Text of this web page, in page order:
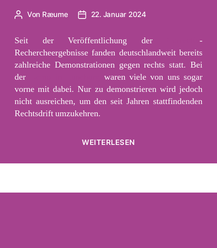
Beitragsautor
Von Ræume Veröffentlichungsdatum
22. Januar 2024
Seit der Veröffentlichung der
-
Rechercheergebnisse fanden deutschlandweit bereits
zahlreiche Demonstrationen gegen rechts statt. Bei
der
waren viele von uns sogar
vorne mit dabei. Nur zu demonstrieren wird jedoch
nicht ausreichen, um den seit Jahren stattfindenden
Rechtsdrift umzukehren.
WEITERLESEN
gegen